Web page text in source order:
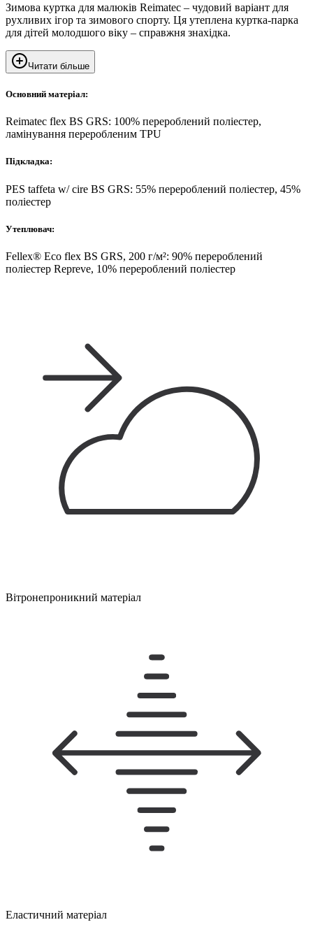
Зимова куртка для малюків Reimatec – чудовий варіант для
рухливих ігор та зимового спорту. Ця утеплена куртка-парка
для дітей молодшого віку – справжня знахідка.
Читати більше
Основний матеріал:
Reimatec flex BS GRS: 100% перероблений поліестер,
ламінування переробленим TPU
Підкладка:
PES taffeta w/ cire BS GRS: 55% перероблений поліестер, 45%
поліестер
Утеплювач:
Fellex® Eco flex BS GRS, 200 г/м²: 90% перероблений
поліестер Repreve, 10% перероблений поліестер
Вітронепроникний матеріал
Еластичний матеріал